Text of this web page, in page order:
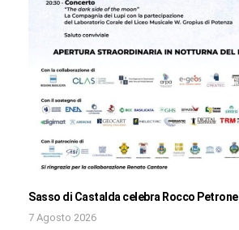
Sasso di Castalda celebra Rocco Petrone
7 Agosto 2026